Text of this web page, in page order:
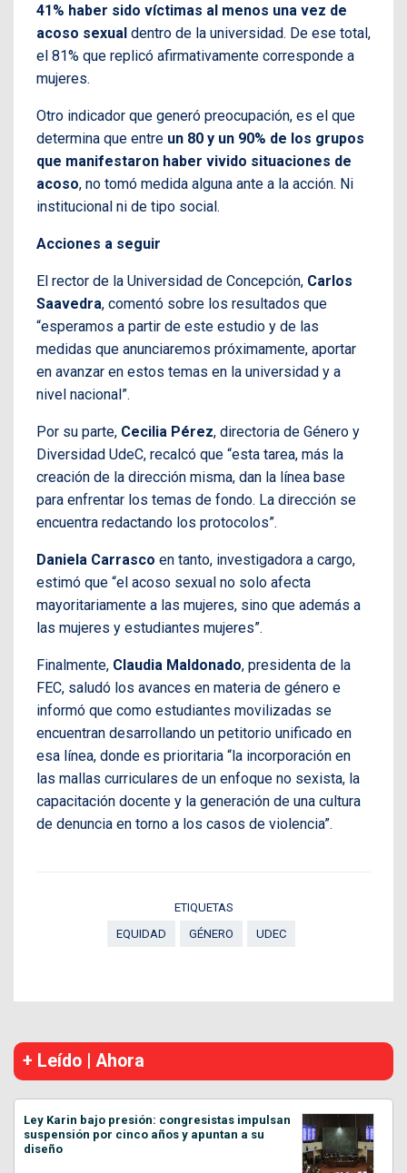
41% haber sido víctimas al menos una vez de
acoso sexual dentro de la universidad. De ese total,
el 81% que replicó afirmativamente corresponde a
mujeres.
Otro indicador que generó preocupación, es el que
determina que entre un 80 y un 90% de los grupos
que manifestaron haber vivido situaciones de
acoso, no tomó medida alguna ante a la acción. Ni
institucional ni de tipo social.
Acciones a seguir
El rector de la Universidad de Concepción, Carlos
Saavedra, comentó sobre los resultados que
“esperamos a partir de este estudio y de las
medidas que anunciaremos próximamente, aportar
en avanzar en estos temas en la universidad y a
nivel nacional”.
Por su parte, Cecilia Pérez, directoria de Género y
Diversidad UdeC, recalcó que “esta tarea, más la
creación de la dirección misma, dan la línea base
para enfrentar los temas de fondo. La dirección se
encuentra redactando los protocolos”.
Daniela Carrasco en tanto, investigadora a cargo,
estimó que “el acoso sexual no solo afecta
mayoritariamente a las mujeres, sino que además a
las mujeres y estudiantes mujeres”.
Finalmente, Claudia Maldonado, presidenta de la
FEC, saludó los avances en materia de género e
informó que como estudiantes movilizadas se
encuentran desarrollando un petitorio unificado en
esa línea, donde es prioritaria “la incorporación en
las mallas curriculares de un enfoque no sexista, la
capacitación docente y la generación de una cultura
de denuncia en torno a los casos de violencia”.
ETIQUETAS
EQUIDAD
GÉNERO UDEC
+ Leído | Ahora
Ley Karin bajo presión: congresistas impulsan
suspensión por cinco años y apuntan a su
diseño